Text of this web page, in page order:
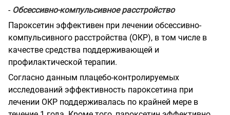
- Обсессивно-компульсивное расстройство
Пароксетин эффективен при лечении обсессивно-
компульсивного расстройства (ОКР), в том числе в
качестве средства поддерживающей и
профилактической терапии.
Согласно данным плацебо-контролируемых
исследований эффективность пароксетина при
лечении ОКР поддерживалась по крайней мере в